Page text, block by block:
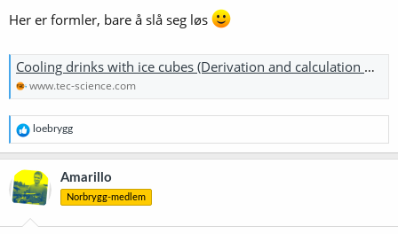
Her er formler, bare å slå seg løs
Cooling drinks with ice cubes (Derivation and calculation with formula) | tec-science
www.tec-science.com
R
e
a
k
s
j
loebrygg
Amarillo
Norbrygg-medlem